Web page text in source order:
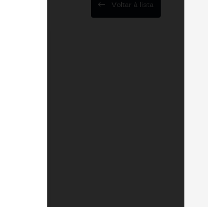
Voltar à lista